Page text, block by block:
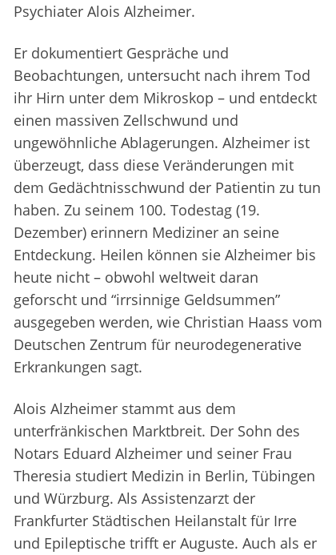
Psychiater Alois Alzheimer.
Er dokumentiert Gespräche und
Beobachtungen, untersucht nach ihrem Tod
ihr Hirn unter dem Mikroskop – und entdeckt
einen massiven Zellschwund und
ungewöhnliche Ablagerungen. Alzheimer ist
überzeugt, dass diese Veränderungen mit
dem Gedächtnisschwund der Patientin zu tun
haben. Zu seinem 100. Todestag (19.
Dezember) erinnern Mediziner an seine
Entdeckung. Heilen können sie Alzheimer bis
heute nicht – obwohl weltweit daran
geforscht und “irrsinnige Geldsummen”
ausgegeben werden, wie Christian Haass vom
Deutschen Zentrum für neurodegenerative
Erkrankungen sagt.
Alois Alzheimer stammt aus dem
unterfränkischen Marktbreit. Der Sohn des
Notars Eduard Alzheimer und seiner Frau
Theresia studiert Medizin in Berlin, Tübingen
und Würzburg. Als Assistenzarzt der
Frankfurter Städtischen Heilanstalt für Irre
und Epileptische trifft er Auguste. Auch als er